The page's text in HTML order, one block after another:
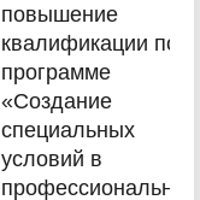
повышение
квалификации по
программе
«Создание
специальных
условий в
профессиональной